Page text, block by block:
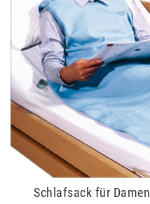
Schlafsack für